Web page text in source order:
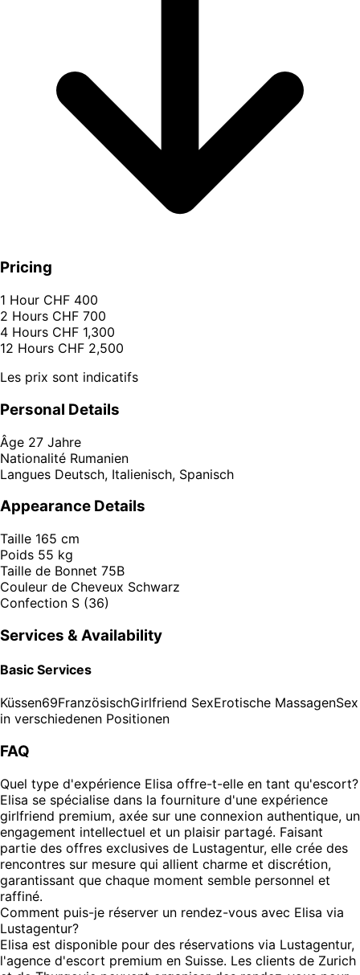
Pricing
1 Hour CHF 400
2 Hours CHF 700
4 Hours CHF 1,300
12 Hours CHF 2,500
Les prix sont indicatifs
Personal Details
Âge 27 Jahre
Nationalité Rumanien
Langues Deutsch, Italienisch, Spanisch
Appearance Details
Taille 165 cm
Poids 55 kg
Taille de Bonnet 75B
Couleur de Cheveux Schwarz
Confection S (36)
Services & Availability
Basic Services
Küssen69FranzösischGirlfriend SexErotische MassagenSex
in verschiedenen Positionen
FAQ
Quel type d'expérience Elisa offre-t-elle en tant qu'escort?
Elisa se spécialise dans la fourniture d'une expérience
girlfriend premium, axée sur une connexion authentique, un
engagement intellectuel et un plaisir partagé. Faisant
partie des offres exclusives de Lustagentur, elle crée des
rencontres sur mesure qui allient charme et discrétion,
garantissant que chaque moment semble personnel et
raffiné.
Comment puis-je réserver un rendez-vous avec Elisa via
Lustagentur?
Elisa est disponible pour des réservations via Lustagentur,
l'agence d'escort premium en Suisse. Les clients de Zurich